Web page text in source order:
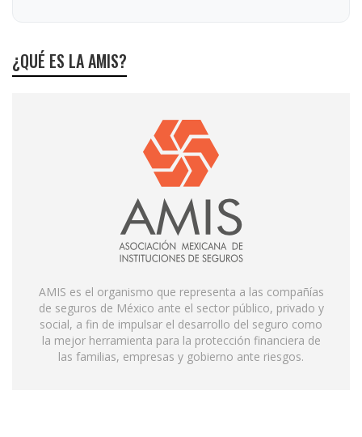
¿QUÉ ES LA AMIS?
AMIS es el organismo que representa a las compañías
de seguros de México ante el sector público, privado y
social, a fin de impulsar el desarrollo del seguro como
la mejor herramienta para la protección financiera de
las familias, empresas y gobierno ante riesgos.